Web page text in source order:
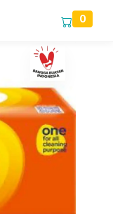
0